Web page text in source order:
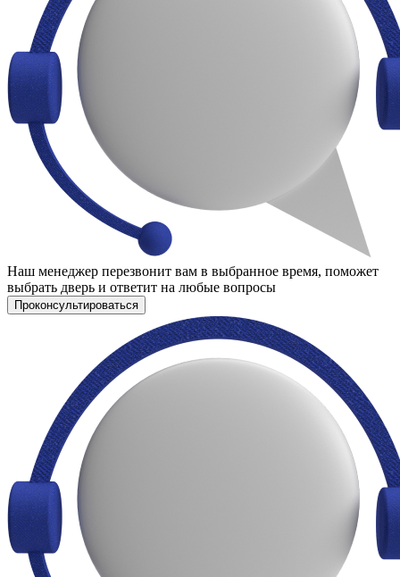
Наш менеджер перезвонит вам в выбранное время, поможет
выбрать дверь и ответит на любые вопросы
Проконсультироваться